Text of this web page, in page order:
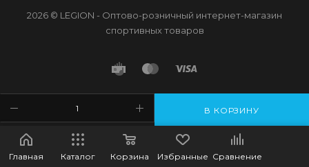
В КОРЗИНУ
2026 © LEGION - Оптово-розничный интернет-магазин
спортивных товаров
Главная Каталог Корзина Избранные Сравнение